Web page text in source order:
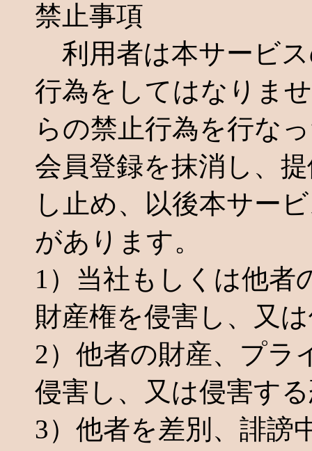
禁止事項
利用者は本サービ
行為をしてはなりま
らの禁止行為を行な
会員登録を抹消し、
し止め、以後本サー
があります。
1）当社もしくは他者
財産権を侵害し、又
2）他者の財産、プラ
侵害し、又は侵害す
3）他者を差別、誹謗